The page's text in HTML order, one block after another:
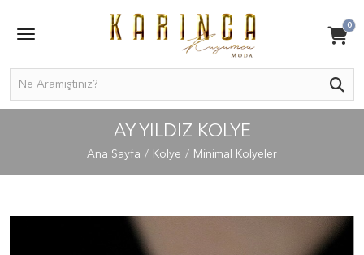
0
AY YILDIZ KOLYE
Ana Sayfa Kolye Minimal Kolyeler